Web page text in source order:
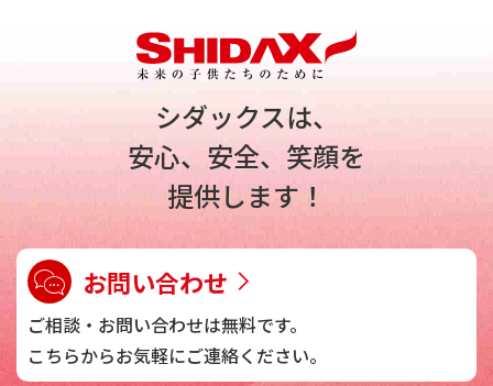
シダックスは、
安心、安全、笑顔を
提供します！
お問い合わせ
ご相談・お問い合わせは無料です。
こちらからお気軽にご連絡ください。